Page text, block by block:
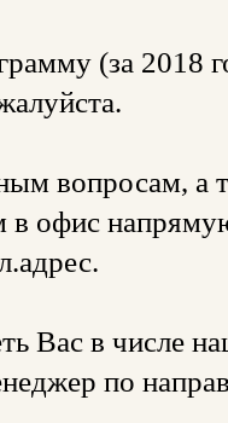
(за 2018
вопросам, а
в офис
Вас в числе
по